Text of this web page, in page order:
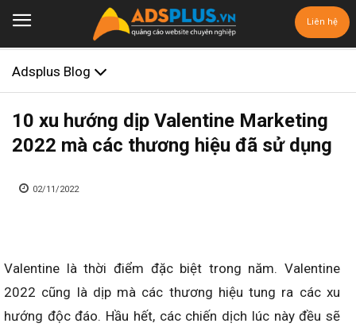
Liên hệ
Adsplus Blog
10 xu hướng dịp Valentine Marketing
2022 mà các thương hiệu đã sử dụng
02/11/2022
Valentine là thời điểm đặc biệt trong năm. Valentine
2022 cũng là dịp mà các thương hiệu tung ra các xu
hướng độc đáo. Hầu hết, các chiến dịch lúc này đều sẽ